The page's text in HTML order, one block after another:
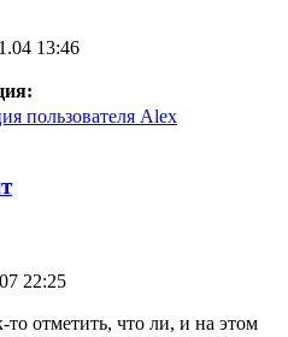
13:46
пользователя Alex
22:25
отметить, что ли, и на этом